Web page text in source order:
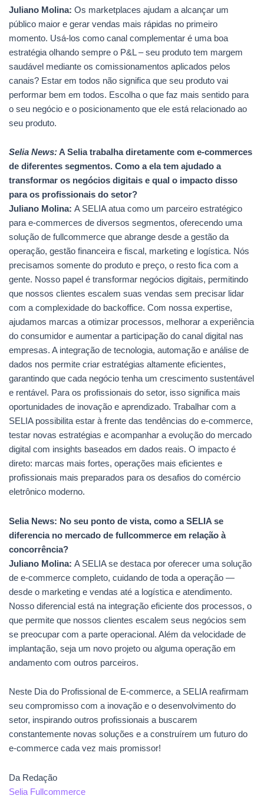
Juliano Molina: Os marketplaces ajudam a alcançar um
público maior e gerar vendas mais rápidas no primeiro
momento. Usá-los como canal complementar é uma boa
estratégia olhando sempre o P&L – seu produto tem margem
saudável mediante os comissionamentos aplicados pelos
canais? Estar em todos não significa que seu produto vai
performar bem em todos. Escolha o que faz mais sentido para
o seu negócio e o posicionamento que ele está relacionado ao
seu produto.
Selia News:A Selia trabalha diretamente com e-commerces
de diferentes segmentos. Como a ela tem ajudado a
transformar os negócios digitais e qual o impacto disso
para os profissionais do setor?
Juliano Molina: A SELIA atua como um parceiro estratégico
para e-commerces de diversos segmentos, oferecendo uma
solução de fullcommerce que abrange desde a gestão da
operação, gestão financeira e fiscal, marketing e logística. Nós
precisamos somente do produto e preço, o resto fica com a
gente. Nosso papel é transformar negócios digitais, permitindo
que nossos clientes escalem suas vendas sem precisar lidar
com a complexidade do backoffice. Com nossa expertise,
ajudamos marcas a otimizar processos, melhorar a experiência
do consumidor e aumentar a participação do canal digital nas
empresas. A integração de tecnologia, automação e análise de
dados nos permite criar estratégias altamente eficientes,
garantindo que cada negócio tenha um crescimento sustentável
e rentável. Para os profissionais do setor, isso significa mais
oportunidades de inovação e aprendizado. Trabalhar com a
SELIA possibilita estar à frente das tendências do e-commerce,
testar novas estratégias e acompanhar a evolução do mercado
digital com insights baseados em dados reais. O impacto é
direto: marcas mais fortes, operações mais eficientes e
profissionais mais preparados para os desafios do comércio
eletrônico moderno.
Selia News: No seu ponto de vista, como a SELIA se
diferencia no mercado de fullcommerce em relação à
concorrência?
Juliano Molina: A SELIA se destaca por oferecer uma solução
de e-commerce completo, cuidando de toda a operação —
desde o marketing e vendas até a logística e atendimento.
Nosso diferencial está na integração eficiente dos processos, o
que permite que nossos clientes escalem seus negócios sem
se preocupar com a parte operacional. Além da velocidade de
implantação, seja um novo projeto ou alguma operação em
andamento com outros parceiros.
Neste Dia do Profissional de E-commerce, a SELIA reafirmam
seu compromisso com a inovação e o desenvolvimento do
setor, inspirando outros profissionais a buscarem
constantemente novas soluções e a construírem um futuro do
e-commerce cada vez mais promissor!
Da Redação
Selia Fullcommerce